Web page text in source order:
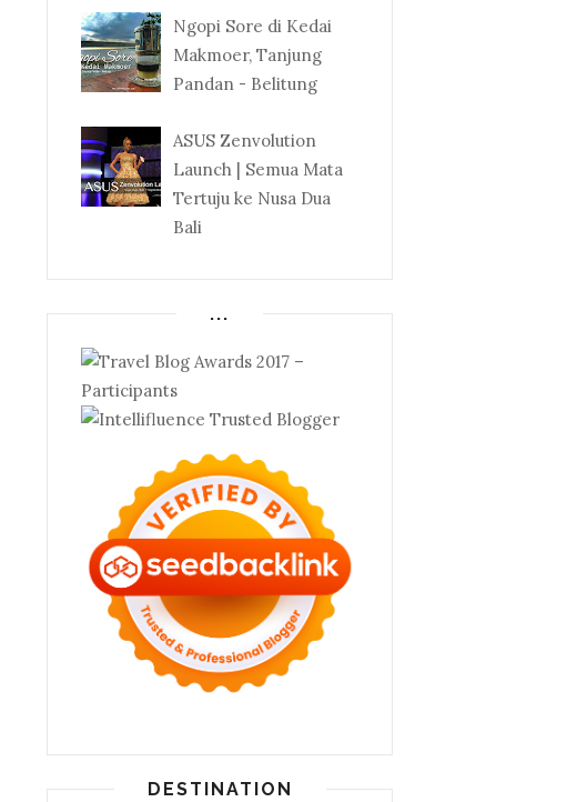
Ngopi Sore di Kedai
Makmoer, Tanjung
Pandan - Belitung
ASUS Zenvolution
Launch | Semua Mata
Tertuju ke Nusa Dua
Bali
...
DESTINATION